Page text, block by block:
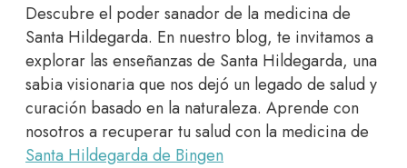
Descubre el poder sanador de la medicina de
Santa Hildegarda. En nuestro blog, te invitamos a
explorar las enseñanzas de Santa Hildegarda, una
sabia visionaria que nos dejó un legado de salud y
curación basado en la naturaleza. Aprende con
nosotros a recuperar tu salud con la medicina de
Santa Hildegarda de Bingen